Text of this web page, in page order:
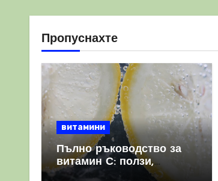
Пропуснахте
витамини
Пълно ръководство за
витамин С: ползи,
източници и защо е